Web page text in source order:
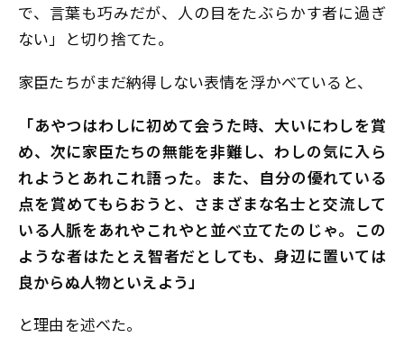
で、言葉も巧みだが、人の目をたぶらかす者に過ぎ
ない」と切り捨てた。
家臣たちがまだ納得しない表情を浮かべていると、
「あやつはわしに初めて会うた時、大いにわしを賞
め、次に家臣たちの無能を非難し、わしの気に入ら
れようとあれこれ語った。また、自分の優れている
点を賞めてもらおうと、さまざまな名士と交流して
いる人脈をあれやこれやと並べ立てたのじゃ。この
ような者はたとえ智者だとしても、身辺に置いては
良からぬ人物といえよう」
と理由を述べた。